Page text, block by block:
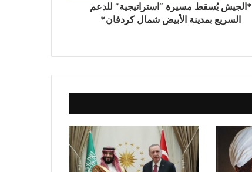
*بعثة النيل الأبيض المشاركة في الدورة
المدرسية الأفريقية النسخة الرابعة برواندا
السودان*
تفوق ما امتلكته دُوَلًا تجاوزت حروباً مُدَمِّرَة
وأصبحت نماذج للاستقرار)*
*الجيش يُسقط مسيرة “استراتيجية” للدعم
السريع بمدينة الأبيض شمال كردفان*